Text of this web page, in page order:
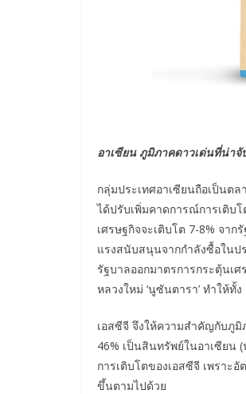
อาเซียน ภูมิภาคดาวเด่นที่น่าจั
กลุ่มประเทศอาเซียนถือเป็นต
ได้ปรับเพิ่มคาดการณ์การเติบโ
เศรษฐกิจจะเติบโต 7-8% จา
แรงสนับสนุนจากกำลังซื้อในป
รัฐบาลออกมาตรการกระตุ้นเศ
หลวงใหม่ ‘นูซันตารา’ ทำให้ทั้
เอสซีจี จึงให้ความสำคัญกับภู
46% เป็นสินทรัพย์ในอาเซียน
การเติบโตของเอสซีจี เพราะ
ขึ้นตามไปด้วย